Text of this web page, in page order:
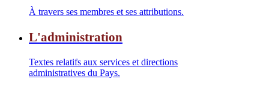
À travers ses membres et ses attributions.
L'administration
Textes relatifs aux services et directions
administratives du Pays.